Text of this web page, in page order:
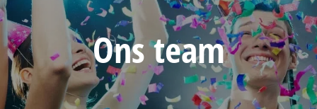
Ons team